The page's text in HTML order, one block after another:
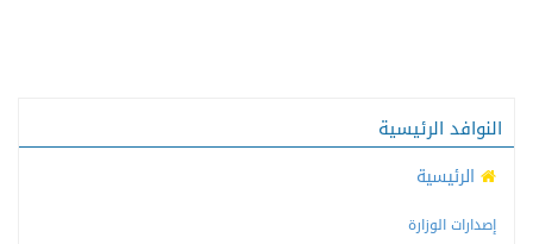
النوافد الرئيسية
الرئيسية
إصدارات الوزارة